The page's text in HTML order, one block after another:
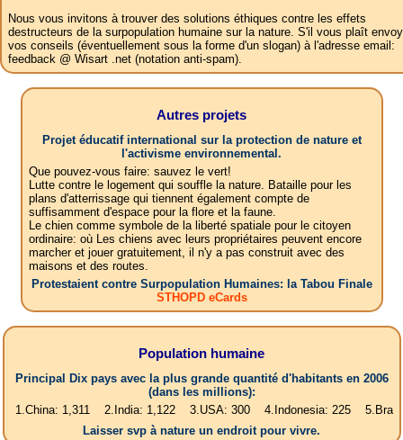
Nous vous invitons à trouver des solutions éthiques contre les effets
destructeurs de la surpopulation humaine sur la nature. S'il vous plaît
vos conseils (éventuellement sous la forme d'un slogan) à l'adresse email:
feedback @ Wisart .net (notation anti-spam).
Autres projets
Projet éducatif international sur la protection de nature et
l'activisme environnemental.
Que pouvez-vous faire: sauvez le vert!
Lutte contre le logement qui souffle la nature. Bataille pour les
plans d'atterrissage qui tiennent également compte de
suffisamment d'espace pour la flore et la faune.
Le chien comme symbole de la liberté spatiale pour le citoyen
ordinaire: où Les chiens avec leurs propriétaires peuvent encore
marcher et jouer gratuitement, il n'y a pas construit avec des
maisons et des routes.
Protestaient contre Surpopulation Humaines: la Tabou Finale
STHOPD eCards
Population humaine
Principal Dix pays avec la plus grande quantité d'habitants en 2006
(dans les millions):
1,311 2.India: 1,122 3.USA: 300 4.Indonesia: 225 5.Brasil: 187
Laisser svp à nature un endroit pour vivre.